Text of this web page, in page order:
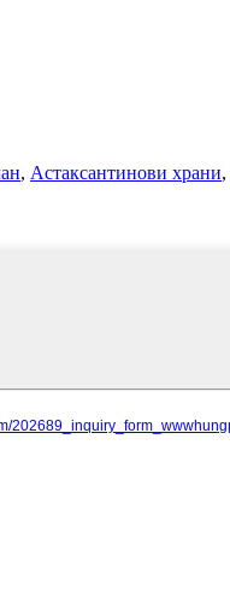
, Астаксантинови храни,